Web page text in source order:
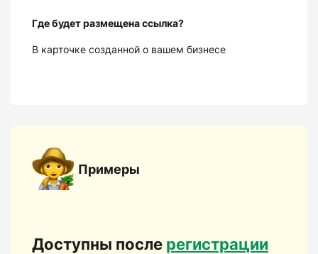
Где будет размещена ссылка?
В карточке созданной о вашем бизнесе
Примеры
Доступны после регистрации